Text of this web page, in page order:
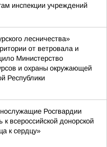
инспекции учреждений
лесничества»
от ветровала и
Министерство
и охраны окружающей
Республики
Росгвардии
к всероссийской донорской
к сердцу»